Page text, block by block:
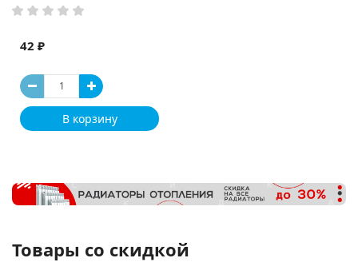
42 ₽
В корзину
Товары со скидкой